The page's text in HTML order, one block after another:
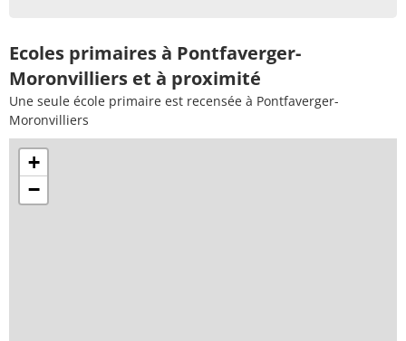
Ecoles primaires à Pontfaverger-
Moronvilliers et à proximité
Une seule école primaire est recensée à Pontfaverger-
Moronvilliers
+
−